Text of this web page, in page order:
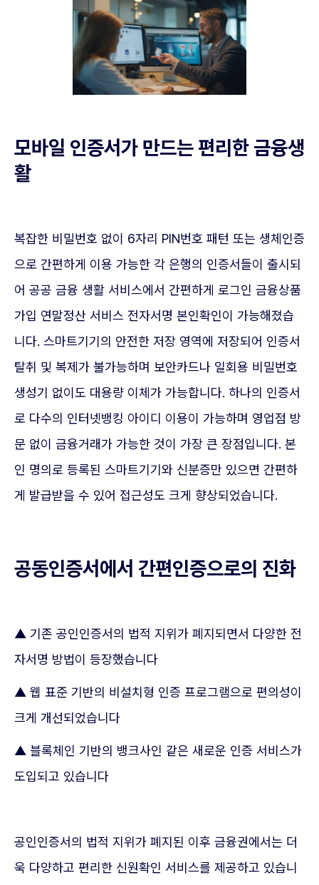
모바일 인증서가 만드는 편리한 금융생
활
복잡한 비밀번호 없이 6자리 PIN번호 패턴 또는 생체인증
으로 간편하게 이용 가능한 각 은행의 인증서들이 출시되
어 공공 금융 생활 서비스에서 간편하게 로그인 금융상품
가입 연말정산 서비스 전자서명 본인확인이 가능해졌습
니다. 스마트기기의 안전한 저장 영역에 저장되어 인증서
탈취 및 복제가 불가능하며 보안카드나 일회용 비밀번호
생성기 없이도 대용량 이체가 가능합니다. 하나의 인증서
로 다수의 인터넷뱅킹 아이디 이용이 가능하며 영업점 방
문 없이 금융거래가 가능한 것이 가장 큰 장점입니다. 본
인 명의로 등록된 스마트기기와 신분증만 있으면 간편하
게 발급받을 수 있어 접근성도 크게 향상되었습니다.
공동인증서에서 간편인증으로의 진화
▲ 기존 공인인증서의 법적 지위가 폐지되면서 다양한 전
자서명 방법이 등장했습니다
▲ 웹 표준 기반의 비설치형 인증 프로그램으로 편의성이
크게 개선되었습니다
▲ 블록체인 기반의 뱅크사인 같은 새로운 인증 서비스가
도입되고 있습니다
공인인증서의 법적 지위가 폐지된 이후 금융권에서는 더
욱 다양하고 편리한 신원확인 서비스를 제공하고 있습니